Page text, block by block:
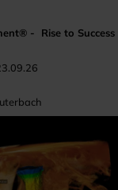
- Rise to